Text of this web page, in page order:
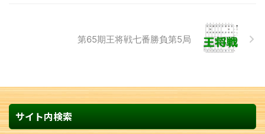
第65期王将戦七番勝負第5局
サイト内検索